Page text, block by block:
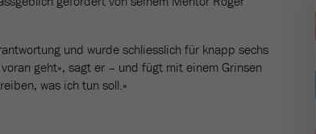
und wurde schliesslich für knapp sechs
geht», sagt er – und fügt mit einem Grinsen
was ich tun soll.»